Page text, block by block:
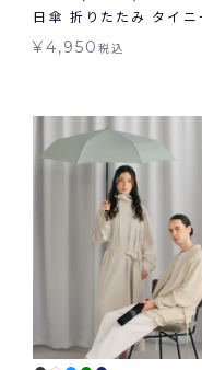
日傘 折りたたみ タイニ
ンパクト 晴雨兼用 送料
¥4,950税込